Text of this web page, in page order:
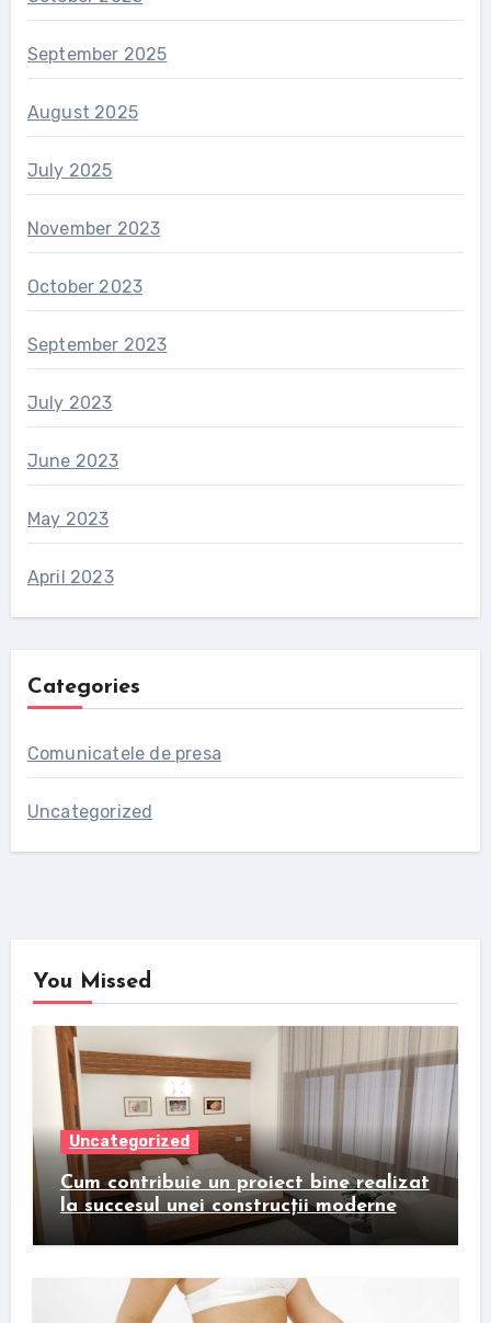
September 2025
August 2025
July 2025
November 2023
October 2023
September 2023
July 2023
June 2023
May 2023
April 2023
Categories
Comunicatele de presa
Uncategorized
You Missed
Uncategorized
Cum contribuie un proiect bine realizat
la succesul unei construcții moderne